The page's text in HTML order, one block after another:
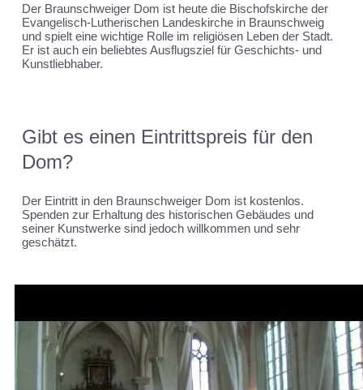
Der Braunschweiger Dom ist heute die Bischofskirche der
Evangelisch-Lutherischen Landeskirche in Braunschweig
und spielt eine wichtige Rolle im religiösen Leben der Stadt.
Er ist auch ein beliebtes Ausflugsziel für Geschichts- und
Kunstliebhaber.
Gibt es einen Eintrittspreis für den
Dom?
Der Eintritt in den Braunschweiger Dom ist kostenlos.
Spenden zur Erhaltung des historischen Gebäudes und
seiner Kunstwerke sind jedoch willkommen und sehr
geschätzt.